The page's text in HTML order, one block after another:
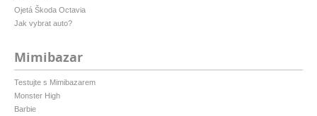
Ojetá Škoda Octavia
Jak vybrat auto?
Mimibazar
Testujte s Mimibazarem
Monster High
Barbie